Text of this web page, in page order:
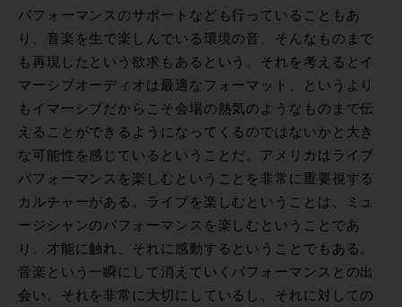
パフォーマンスのサポートなども行っていることもあ
り、音楽を生で楽しんでいる環境の音、そんなものまで
も再現したという欲求もあるという。それを考えるとイ
マーシブオーディオは最適なフォーマット、というより
もイマーシブだからこそ会場の熱気のようなものまで伝
えることができるようになってくるのではないかと大き
な可能性を感じているということだ。アメリカはライブ
パフォーマンスを楽しむということを非常に重要視する
カルチャーがある。ライブを楽しむということは、ミュ
ージシャンのパフォーマンスを楽しむということであ
り、才能に触れ、それに感動するということでもある。
音楽という一瞬にして消えていくパフォーマンスとの出
会い、それを非常に大切にしているし、それに対しての